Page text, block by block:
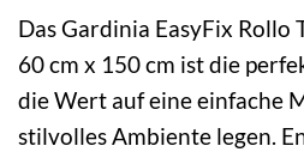
Das Gardinia EasyFix Rollo
60 cm x 150 cm ist die
die Wert auf eine einfache
stilvolles Ambiente legen.